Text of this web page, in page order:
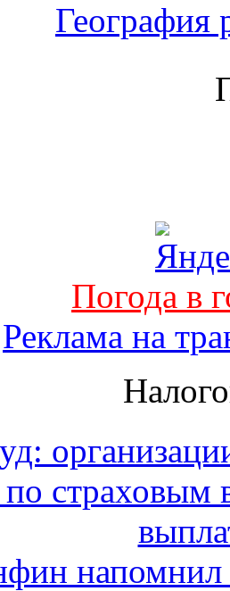
География
Погода в
Реклама на
страховым
напомнил